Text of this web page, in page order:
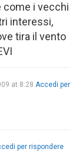
come i vecchi
interessi,
tira il vento
at 8:28 Accedi per
per rispondere